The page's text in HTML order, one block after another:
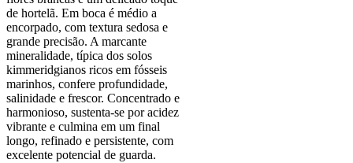
de hortelã. Em boca é médio a
encorpado, com textura sedosa e
grande precisão. A marcante
mineralidade, típica dos solos
kimmeridgianos ricos em fósseis
marinhos, confere profundidade,
salinidade e frescor. Concentrado e
harmonioso, sustenta-se por acidez
vibrante e culmina em um final
longo, refinado e persistente, com
excelente potencial de guarda.